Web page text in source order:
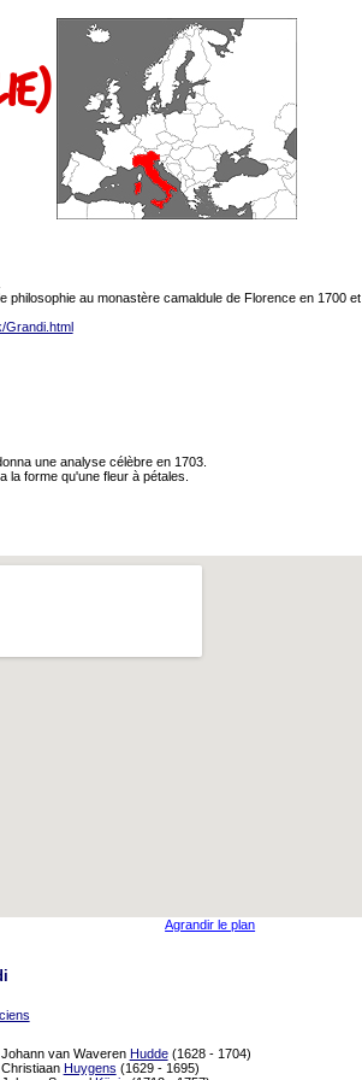
au monastère camaldule de Florence en 1700
Grandi.html
une analyse célèbre en 1703.
forme qu'une fleur à pétales.
Agrandir le plan
Johann van Waveren Hudde(1628 - 1704)
Christiaan Huygens (1629 - 1695)